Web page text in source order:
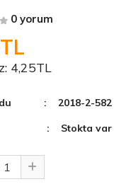
0 yorum
4,25TL
: 2018-2-582
: Stokta var